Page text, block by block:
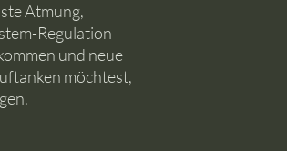
Atmung,
Regulation
und neue
möchtest,